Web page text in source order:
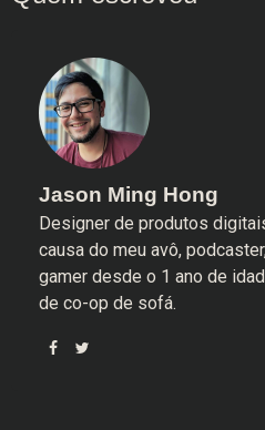
Jason Ming Hong
Designer de produtos
causa do meu avô,
gamer desde o 1 ano de
de co-op de sofá.